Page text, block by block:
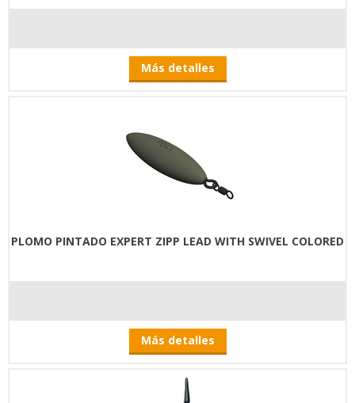
Más detalles
PLOMO PINTADO EXPERT ZIPP LEAD WITH SWIVEL COLORED
Más detalles